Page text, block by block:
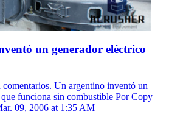
un generador eléctrico
comentarios. Un argentino inventó un
funciona sin combustible Por Copy
09, 2006 at 1:35 AM